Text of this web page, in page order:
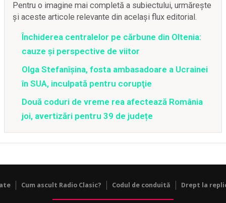
Pentru o imagine mai completă a subiectului, urmărește
și aceste articole relevante din același flux editorial.
Închiderea centralelor pe cărbune din Oltenia:
cauze și perspective de viitor
Olga Stefanîşina, fosta ambasadoare a Ucrainei
în SUA, inculpată pentru corupţie
Două coduri de vreme rea afectează România
joi, avertizări pentru 39 de județe
Cum ascult Radio Clasic? Codul de conduită Drept la